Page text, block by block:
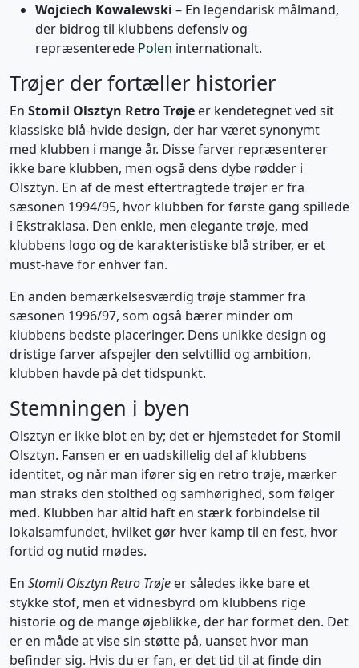
Wojciech Kowalewski – En legendarisk målmand,
der bidrog til klubbens defensiv og
repræsenterede Polen internationalt.
Trøjer der fortæller historier
En Stomil Olsztyn Retro Trøje er kendetegnet ved sit
klassiske blå-hvide design, der har været synonymt
med klubben i mange år. Disse farver repræsenterer
ikke bare klubben, men også dens dybe rødder i
Olsztyn. En af de mest eftertragtede trøjer er fra
sæsonen 1994/95, hvor klubben for første gang spillede
i Ekstraklasa. Den enkle, men elegante trøje, med
klubbens logo og de karakteristiske blå striber, er et
must-have for enhver fan.
En anden bemærkelsesværdig trøje stammer fra
sæsonen 1996/97, som også bærer minder om
klubbens bedste placeringer. Dens unikke design og
dristige farver afspejler den selvtillid og ambition,
klubben havde på det tidspunkt.
Stemningen i byen
Olsztyn er ikke blot en by; det er hjemstedet for Stomil
Olsztyn. Fansen er en uadskillelig del af klubbens
identitet, og når man ifører sig en retro trøje, mærker
man straks den stolthed og samhørighed, som følger
med. Klubben har altid haft en stærk forbindelse til
lokalsamfundet, hvilket gør hver kamp til en fest, hvor
fortid og nutid mødes.
En Stomil Olsztyn Retro Trøje er således ikke bare et
stykke stof, men et vidnesbyrd om klubbens rige
historie og de mange øjeblikke, der har formet den. Det
er en måde at vise sin støtte på, uanset hvor man
befinder sig. Hvis du er fan, er det tid til at finde din